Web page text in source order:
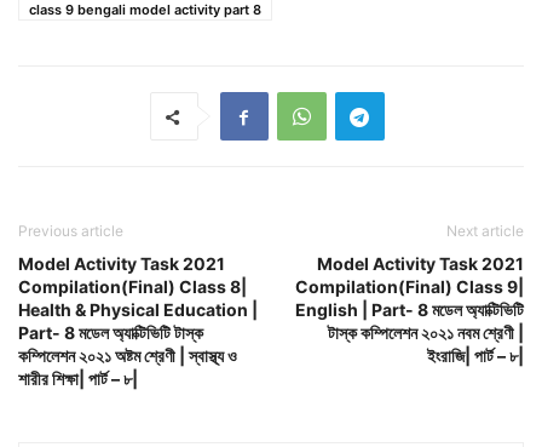
class 9 bengali model activity part 8
Previous article
Model Activity Task 2021
Compilation(Final) Class 8|
Health & Physical Education |
Part- 8 মডেল অ্যাক্টিভিটি টাস্ক
কম্পিলেশন ২০২১ অষ্টম শ্রেণী | স্বাস্থ্য ও
শারীর শিক্ষা| পার্ট – ৮|
Next article
Model Activity Task 2021
Compilation(Final) Class 9|
English | Part- 8 মডেল অ্যাক্টিভিটি
টাস্ক কম্পিলেশন ২০২১ নবম শ্রেণী |
ইংরাজি| পার্ট – ৮|